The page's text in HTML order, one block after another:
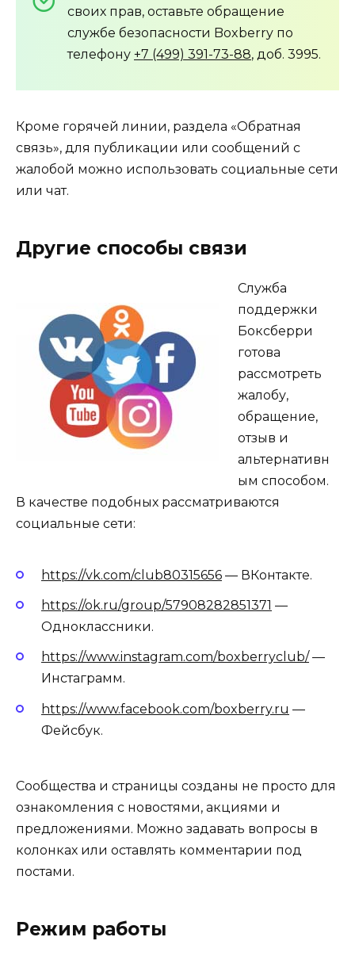
своих прав, оставьте обращение
службе безопасности Boxberry по
телефону +7 (499) 391-73-88, доб. 3995.
Кроме горячей линии, раздела «Обратная
связь», для публикации или сообщений с
жалобой можно использовать социальные сети
или чат.
Другие способы связи
Служба
поддержки
Боксберри
готова
рассмотреть
жалобу,
обращение,
отзыв и
альтернативн
ым способом.
В качестве подобных рассматриваются
социальные сети:
https://vk.com/club80315656 — ВКонтакте.
https://ok.ru/group/57908282851371 —
Одноклассники.
https://www.instagram.com/boxberryclub/—
Инстаграмм.
https://www.facebook.com/boxberry.ru —
Фейсбук.
Сообщества и страницы созданы не просто для
ознакомления с новостями, акциями и
предложениями. Можно задавать вопросы в
колонках или оставлять комментарии под
постами.
Режим работы